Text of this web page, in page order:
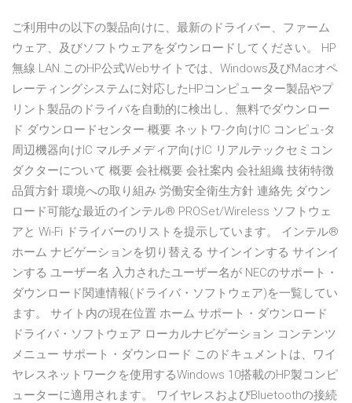
ご利用中の以下の製品向けに、最新のドライバー、ファーム
ウェア、及びソフトウェアをダウンロードしてください。 HP
無線 LAN.このHP公式Webサイトでは、Windows及びMacオペ
レーティングシステムに対応したHPコンピューター製品やプ
リント製品のドライバを自動的に検出し、無料でダウンロー
ド ダウンロードセンター 概要 ネットワ-ク向けIC コンピュ-タ
周辺機器向けIC マルチメディア向けIC リアルテックセミコン
ダクターについて 概要 会社概要 会社案内 会社組織 技術特徴
品質方針 環境への取り組み 労働安全衛生方針 連絡先 ダウン
ロード可能な最近のインテル® PROSet/Wireless ソフトウェ
アと Wi-Fi ドライバーのリストを提示しています。 インテル®
ホーム ナビゲーションを切り替える サインインする サインイ
ンする ユーザー名 入力されたユーザー名が NECのサポート・
ダウンロード関連情報(ドライバ・ソフトウェア)を一覧してい
ます。 サイト内の現在位置 ホーム サポート・ダウンロード
ドライバ・ソフトウェア ローカルナビゲーション コンテンツ
メニュー サポート・ダウンロード このドキュメントは、ワイ
ヤレスネットワークを使用するWindows 10搭載のHP製コンピ
ューターに適用されます。 ワイヤレスおよびBluetoothの接続